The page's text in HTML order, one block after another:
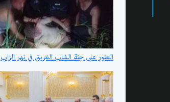
العثور على جثة الشاب الغريق في نهر الزاب